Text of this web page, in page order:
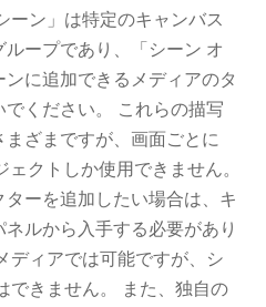
ーン」は特定のキャンバス
ープであり、「シーン オ
に追加できるメディアのタ
ください。 これらの描写
ざまですが、画面ごとに
クトしか使用できません。
ーを追加したい場合は、キ
ルから入手する必要があり
ディアでは可能ですが、シ
できません。 また、独自の